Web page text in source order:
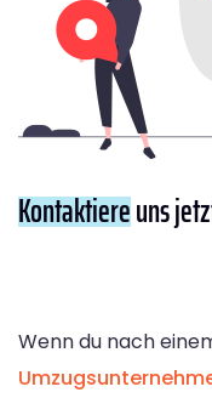
Kontaktiereuns
Wenn du nach